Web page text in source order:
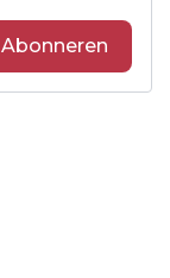
Abonneren